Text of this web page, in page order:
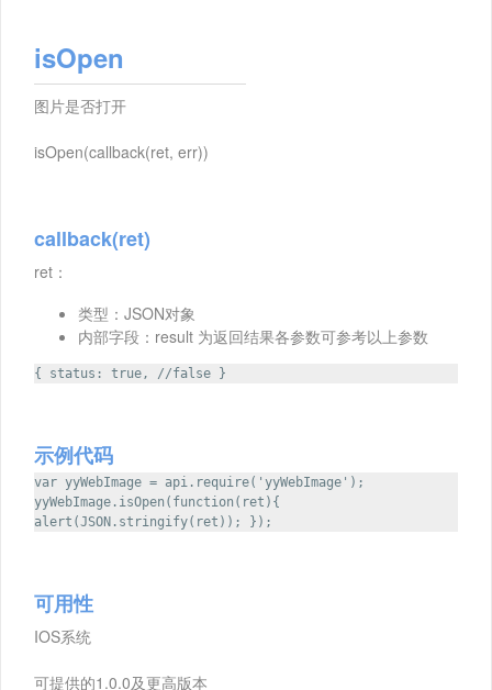
isOpen
图片是否打开
isOpen(callback(ret, err))
callback(ret)
ret：
类型：JSON对象
内部字段：result 为返回结果各参数可参考以上参数
{ status: true, //false }
示例代码
var yyWebImage = api.require('yyWebImage');
yyWebImage.isOpen(function(ret){
alert(JSON.stringify(ret)); });
可用性
IOS系统
可提供的1.0.0及更高版本